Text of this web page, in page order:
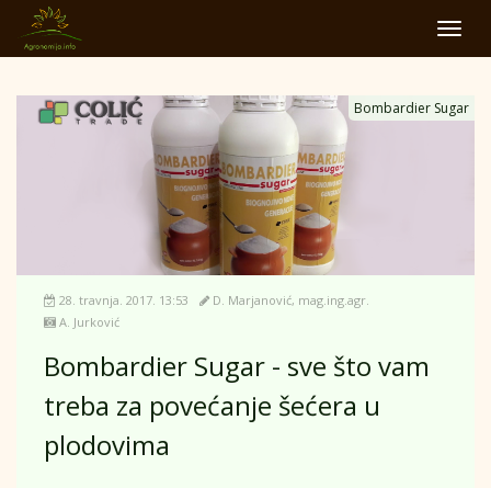
Bombardier Sugar
28. travnja. 2017. 13:53
D. Marjanović, mag.ing.agr.
A. Jurković
Bombardier Sugar - sve što vam
treba za povećanje šećera u
plodovima